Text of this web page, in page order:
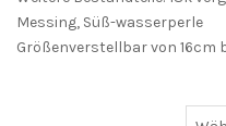
Messing, Süß-wasserperle
Größenverstellbar von 16cm